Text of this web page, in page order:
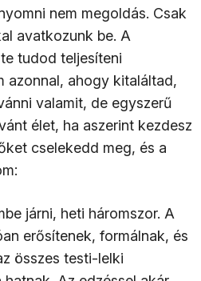
nem megoldás. Csak
avatkozunk be. A
tudod teljesíteni
azonnal, ahogy kitaláltad,
valamit, de egyszerű
élet, ha aszerint kezdesz
cselekedd meg, és a
járni, heti háromszor. A
erősítenek, formálnak, és
összes testi-lelki